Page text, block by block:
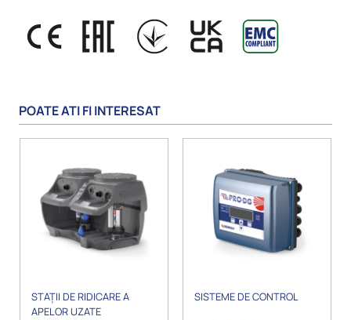
POATE ATI FI INTERESAT
STAȚII DE RIDICARE A
APELOR UZATE
SISTEME DE CONTROL